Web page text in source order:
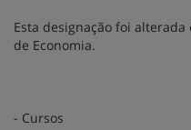
Esta designação foi
de Economia.
- Cursos